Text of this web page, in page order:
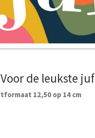
de leukste juf
12,50 op 14 cm